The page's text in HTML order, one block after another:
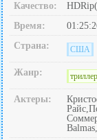
Качество:
Время:
Страна:
США
Жанр: триллер
Актеры: